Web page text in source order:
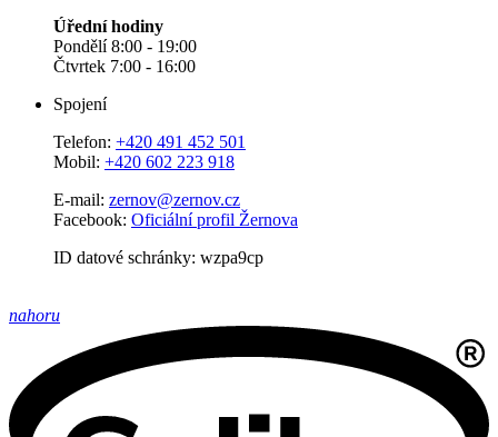
Úřední hodiny
Pondělí 8:00 - 19:00
Čtvrtek 7:00 - 16:00
Spojení
Telefon: +420 491 452 501
Mobil: +420 602 223 918
E-mail: zernov@zernov.cz
Facebook: Oficiální profil Žernova
ID datové schránky: wzpa9cp
nahoru